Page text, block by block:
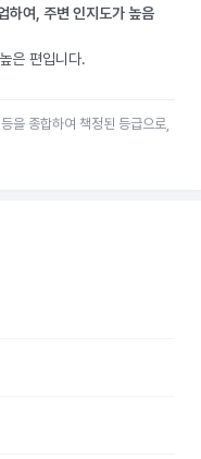
하여, 주변 인지도가 높음
은 편입니다.
을 종합하여 책정된 등급으로,